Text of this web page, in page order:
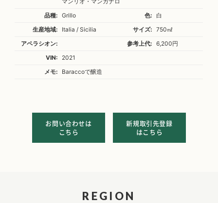
品種:
Grillo 色:
白
生産地域:
Italia / Sicilia サイズ:
750㎖
アペラシオン:
参考上代:
6,200円
VIN:
2021
メモ:
Baraccoで醸造
お問い合わせは
こちら
新規取引先登録
はこちら
REGION